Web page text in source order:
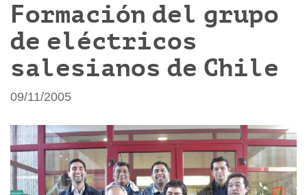
Formación del grupo
de eléctricos
salesianos de Chile
09/11/2005